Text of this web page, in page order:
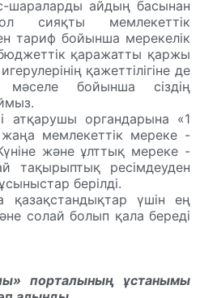
шараларды айдың басынан
сияқты мемлекеттік
тариф бойынша мерекелік
қаражатты қаржы
қажеттілігіне де
бойынша сіздің
атқарушы органдарына «1
мемлекеттік мереке -
және ұлттық мереке -
тақырыптық ресімдеуден
берілді.
қазақстандықтар үшін ең
солай болып қала береді
порталының ұстанымы